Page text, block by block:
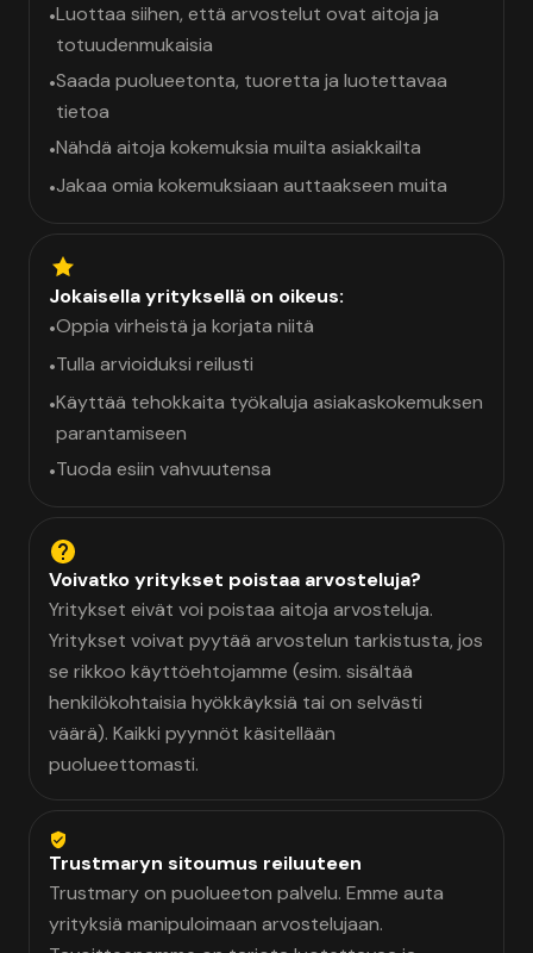
•Luottaa siihen, että arvostelut ovat aitoja ja
totuudenmukaisia
•Saada puolueetonta, tuoretta ja luotettavaa
tietoa
•Nähdä aitoja kokemuksia muilta asiakkailta
•Jakaa omia kokemuksiaan auttaakseen muita
Jokaisella yrityksellä on oikeus:
•Oppia virheistä ja korjata niitä
•Tulla arvioiduksi reilusti
•Käyttää tehokkaita työkaluja asiakaskokemuksen
parantamiseen
•Tuoda esiin vahvuutensa
Voivatko yritykset poistaa arvosteluja?
Yritykset eivät voi poistaa aitoja arvosteluja.
Yritykset voivat pyytää arvostelun tarkistusta, jos
se rikkoo käyttöehtojamme (esim. sisältää
henkilökohtaisia hyökkäyksiä tai on selvästi
väärä). Kaikki pyynnöt käsitellään
puolueettomasti.
Trustmaryn sitoumus reiluuteen
Trustmary on puolueeton palvelu. Emme auta
yrityksiä manipuloimaan arvostelujaan.